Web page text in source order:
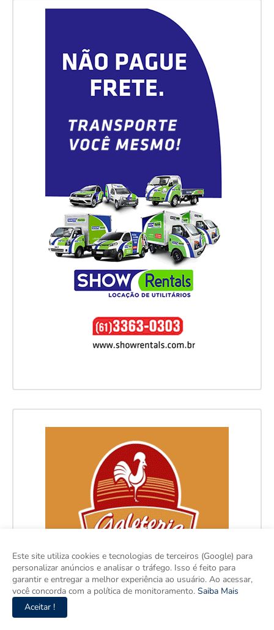
Este site utiliza cookies e tecnologias de terceiros (Google) para
personalizar anúncios e analisar o tráfego. Isso é feito para
garantir e entregar a melhor experiência ao usuário. Ao acessar,
você concorda com a política de monitoramento. Saiba Mais
Aceitar !